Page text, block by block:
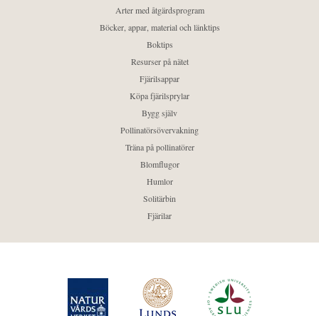
Arter med åtgärdsprogram
Böcker, appar, material och länktips
Boktips
Resurser på nätet
Fjärilsappar
Köpa fjärilsprylar
Bygg själv
Pollinatörsövervakning
Träna på pollinatörer
Blomflugor
Humlor
Solitärbin
Fjärilar